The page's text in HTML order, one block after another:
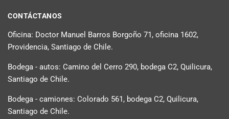
CONTÁCTANOS
Oficina: Doctor Manuel Barros Borgoño 71, oficina 1602,
Providencia, Santiago de Chile.
Bodega - autos: Camino del Cerro 290, bodega C2, Quilicura,
Santiago de Chile.
Bodega - camiones: Colorado 561, bodega C2, Quilicura,
Santiago de Chile.